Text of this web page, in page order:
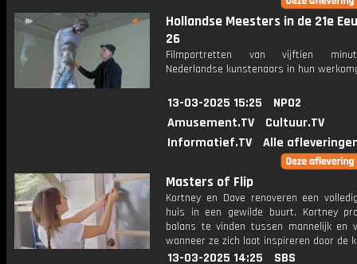
Hollandse Meesters in de 21e
26
Filmportretten van vijftien
Nederlandse kunstenaars in hun
13-03-2025 15:25
NPO2
Amusement.TV
Cultuur.TV
Informatief.TV
Alle
Masters of Flip
Kortney en Dave renoveren een
huis in een gewilde buurt. Kortney
balans te vinden tussen mannelijk en
wanneer ze zich laat inspireren door de
13-03-2025 14:25 SBS